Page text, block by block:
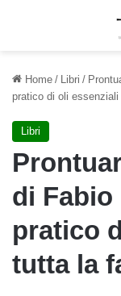
Home / Libri /
pratico di oli
Libri
di
pratico
tutta la